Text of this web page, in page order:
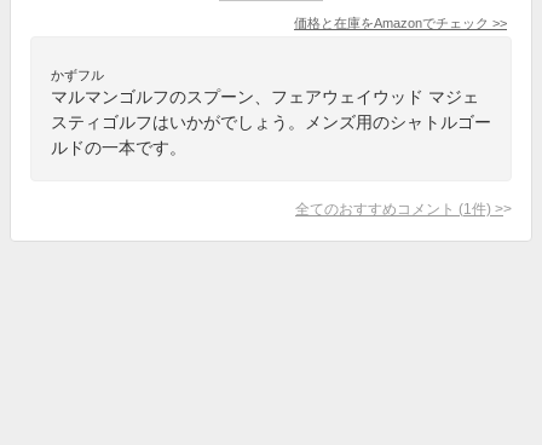
価格と在庫をAmazonでチェック >>
かずフル
マルマンゴルフのスプーン、フェアウェイウッド マジェ
スティゴルフはいかがでしょう。メンズ用のシャトルゴー
ルドの一本です。
全てのおすすめコメント (1 件) >